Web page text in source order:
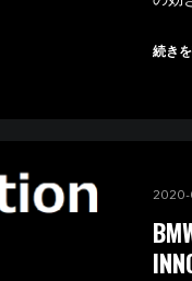
続き